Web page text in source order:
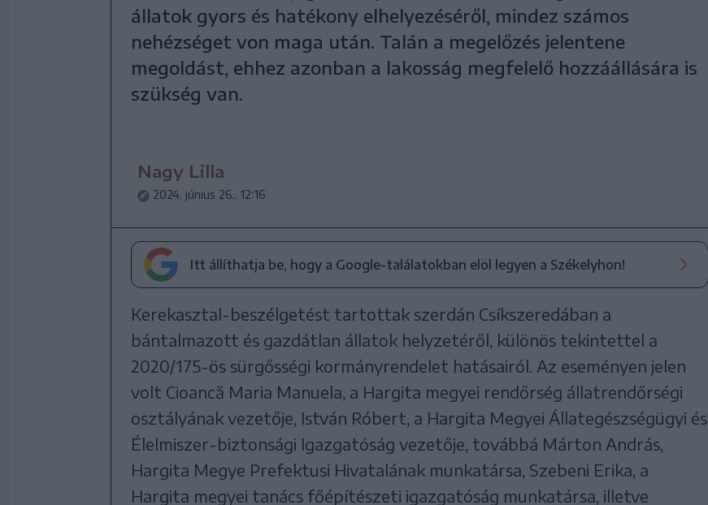
állatok gyors és hatékony elhelyezéséről, mindez számos
nehézséget von maga után. Talán a megelőzés jelentene
megoldást, ehhez azonban a lakosság megfelelő hozzáállására is
szükség van.
Nagy Lilla
2024. június 26., 12:16
Itt állíthatja be, hogy a Google-találatokban elöl legyen a Székelyhon!
Kerekasztal-beszélgetést tartottak szerdán Csíkszeredában a
bántalmazott és gazdátlan állatok helyzetéről, különös tekintettel a
2020/175-ös sürgősségi kormányrendelet hatásairól. Az eseményen jelen
volt Cioancă Maria Manuela, a Hargita megyei rendőrség állatrendőrségi
osztályának vezetője, István Róbert, a Hargita Megyei Állategészségügyi és
Élelmiszer-biztonsági Igazgatóság vezetője, továbbá Márton András,
Hargita Megye Prefektusi Hivatalának munkatársa, Szebeni Erika, a
Hargita megyei tanács főépítészeti igazgatóság munkatársa, illetve